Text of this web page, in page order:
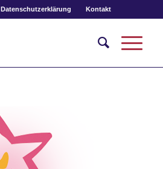
Datenschutzerklärung Kontakt